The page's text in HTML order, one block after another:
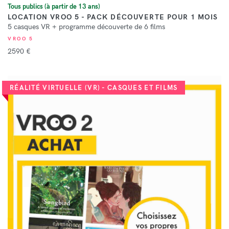
Tous publics (à partir de 13 ans)
LOCATION VROO 5 - PACK DÉCOUVERTE POUR 1 MOIS
5 casques VR + programme découverte de 6 films
VROO 5
2590 €
RÉALITÉ VIRTUELLE (VR) - CASQUES ET FILMS
VOIR